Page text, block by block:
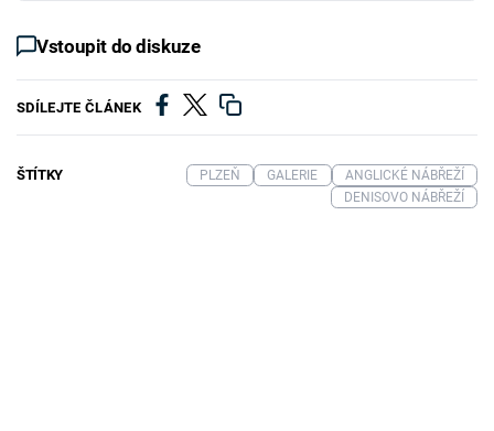
Vstoupit do diskuze
SDÍLEJTE ČLÁNEK
ŠTÍTKY PLZEŇ GALERIE
ANGLICKÉ NÁBŘEŽÍ
DENISOVO NÁBŘEŽÍ